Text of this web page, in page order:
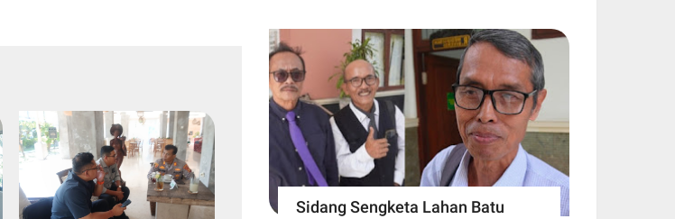
Sidang Sengketa Lahan Batu